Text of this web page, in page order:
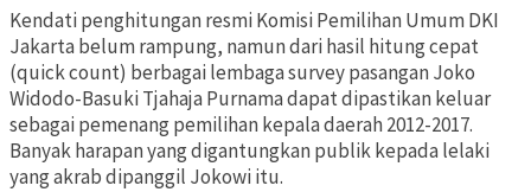
Kendati penghitungan resmi Komisi Pemilihan Umum DKI
Jakarta belum rampung, namun dari hasil hitung cepat
(quick count) berbagai lembaga survey pasangan Joko
Widodo-Basuki Tjahaja Purnama dapat dipastikan keluar
sebagai pemenang pemilihan kepala daerah 2012-2017.
Banyak harapan yang digantungkan publik kepada lelaki
yang akrab dipanggil Jokowi itu.